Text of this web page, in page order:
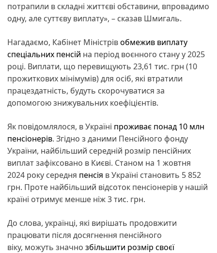
потрапили в складні життєві обставини, впровадимо
одну, але суттєву виплату», – сказав Шмигаль.
Нагадаємо, Кабінет Міністрівобмежив виплату
спеціальних пенсій на період воєнного стану у 2025
році. Виплати, що перевищують 23,61 тис. грн (10
прожиткових мінімумів) для осіб, які втратили
працездатність, будуть скорочуватися за
допомогою знижувальних коефіцієнтів.
Як повідомлялося, в Україні проживає понад 10 млн
пенсіонерів. Згідно з даними Пенсійного фонду
України, найбільший середній розмір пенсійних
виплат зафіксовано в Києві. Станом на 1 жовтня
2024 року середня пенсія в Україні становить 5 852
грн. Проте найбільший відсоток пенсіонерів у нашій
країні отримує менше ніж 3 тис. грн.
До слова, українці, які вирішать продовжити
працювати після досягнення пенсійного
віку, можуть значно збільшити розмір своєї